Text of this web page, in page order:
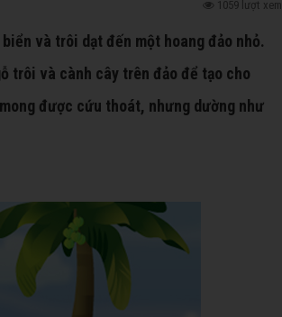
1059 lượt xem
và trôi dạt đến một hoang đảo nhỏ.
trôi và cành cây trên đảo để tạo cho
được cứu thoát, nhưng dường như